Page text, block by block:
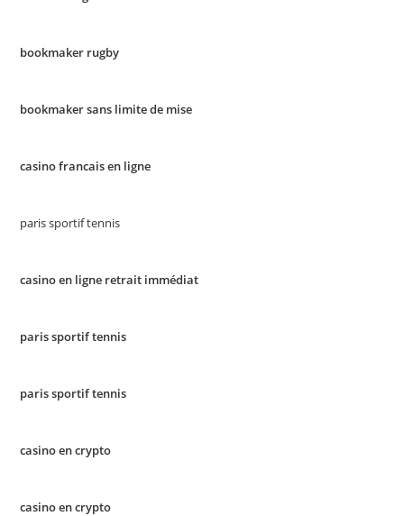
bookmaker rugby
bookmaker sans limite de mise
casino francais en ligne
paris sportif tennis
casino en ligne retrait immédiat
paris sportif tennis
paris sportif tennis
casino en crypto
casino en crypto